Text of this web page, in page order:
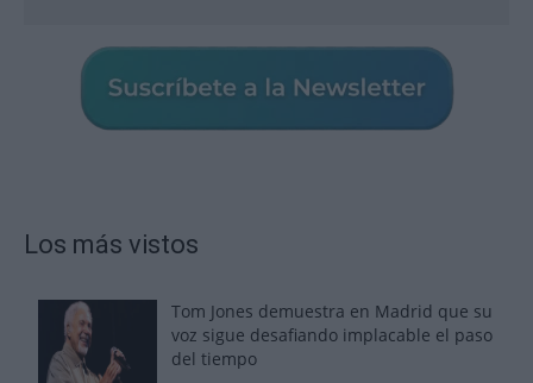
Los más vistos
Tom Jones demuestra en Madrid que su
voz sigue desafiando implacable el paso
del tiempo